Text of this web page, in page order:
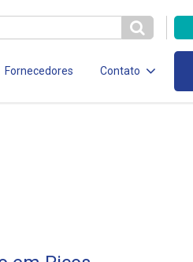
Fornecedores Contato